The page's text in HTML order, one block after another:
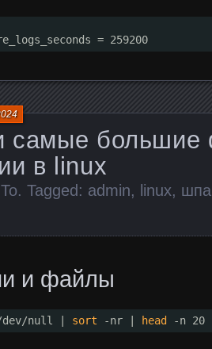
= 259200
самые
в linux
. Tagged: admin, linux,
и файлы
null sort -nr | head -n 20